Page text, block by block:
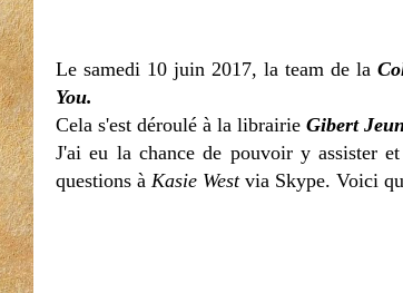
Le samedi 10 juin 2017, la team de la
You.
Cela s'est déroulé à la librairie Gibert
J'ai eu la chance de pouvoir y assister
questions à Kasie West via Skype. Voici